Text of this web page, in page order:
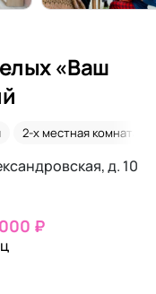
«Ваш
2-х местная комната
д. 10
₽